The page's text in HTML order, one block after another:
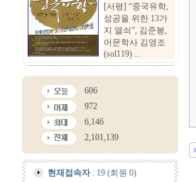
[서평] “중국유학,
성공을 위한 13가
지 열쇠”, 김준봉,
어문학사 김영조
(sol119) ...
606
972
6,146
2,101,139
현재접속자: 19 (회원 0)